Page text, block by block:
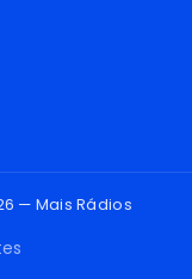
— Mais Rádios